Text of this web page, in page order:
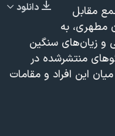
480p
دانلود
مقابل
مطهری، به
و زیان‌های سنگین
منتشرشده در
این افراد و مقامات